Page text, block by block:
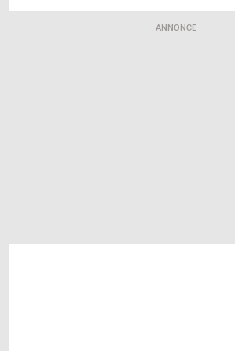
ANNONCE